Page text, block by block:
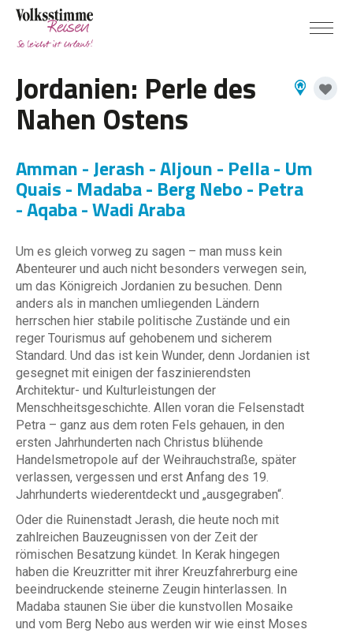
Jordanien: Perle des
Nahen Ostens
Amman - Jerash - Aljoun - Pella - Um
Quais - Madaba - Berg Nebo - Petra
- Aqaba - Wadi Araba
Um es gleich vorweg zu sagen – man muss kein
Abenteurer und auch nicht besonders verwegen sein,
um das Königreich Jordanien zu besuchen. Denn
anders als in manchen umliegenden Ländern
herrschen hier stabile politische Zustände und ein
reger Tourismus auf gehobenem und sicherem
Standard. Und das ist kein Wunder, denn Jordanien ist
gesegnet mit einigen der faszinierendsten
Architektur- und Kulturleistungen der
Menschheitsgeschichte. Allen voran die Felsenstadt
Petra – ganz aus dem roten Fels gehauen, in den
ersten Jahrhunderten nach Christus blühende
Handelsmetropole auf der Weihrauchstraße, später
verlassen, vergessen und erst Anfang des 19.
Jahrhunderts wiederentdeckt und „ausgegraben“.
Oder die Ruinenstadt Jerash, die heute noch mit
zahlreichen Bauzeugnissen von der Zeit der
römischen Besatzung kündet. In Kerak hingegen
haben die Kreuzritter mit ihrer Kreuzfahrerburg eine
beeindruckende steinerne Zeugin hinterlassen. In
Madaba staunen Sie über die kunstvollen Mosaike
und vom Berg Nebo aus werden wir wie einst Moses